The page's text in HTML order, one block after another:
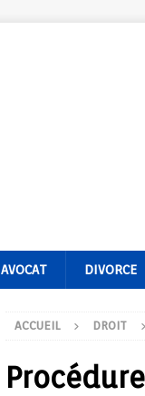
AVOCAT DIVORCE
ACCUEIL DROIT